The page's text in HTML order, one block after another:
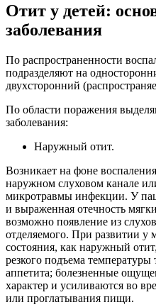
Отит у детей:
заболевания
По распространенности
подразделяют на
двухсторонний
По области поражения
заболевания:
Наружный отит.
Возникает на фоне
наружном слуховом канале
микротравмы инфекции. У
и выраженная отечность
возможно появление из
отделяемого. При развитии у
состояния, как наружный
резкого подъема температуры
аппетита; болезненные
характер и усиливаются во
или проглатывания пищи.